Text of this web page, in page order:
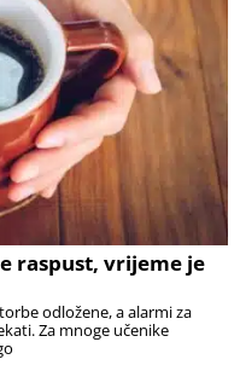
je raspust, vrijeme je
odložene, a alarmi za
Za mnoge učenike